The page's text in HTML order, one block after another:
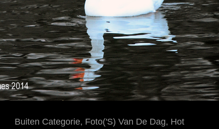
Cat
Buiten Categorie, Foto('s) Van De Dag, Hot